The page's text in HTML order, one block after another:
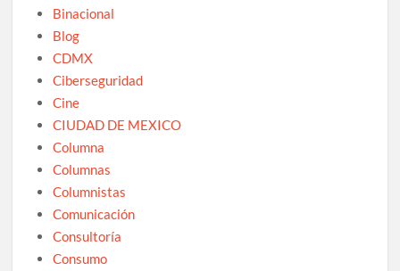
Binacional
Blog
CDMX
Ciberseguridad
Cine
CIUDAD DE MEXICO
Columna
Columnas
Columnistas
Comunicación
Consultoría
Consumo